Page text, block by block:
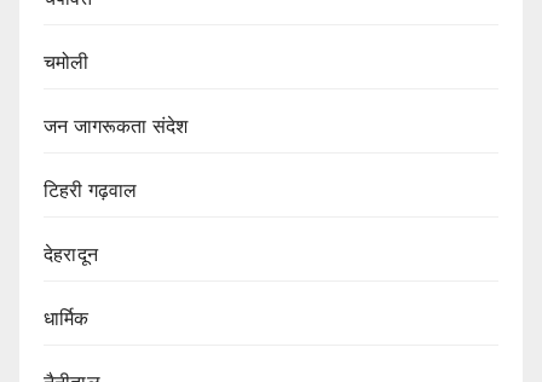
चमोली
जन जागरूकता संदेश
टिहरी गढ़वाल
देहरादून
धार्मिक